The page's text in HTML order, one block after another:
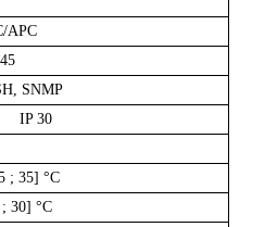
APC
SNMP
IP 30
; 35] °C
30] °C